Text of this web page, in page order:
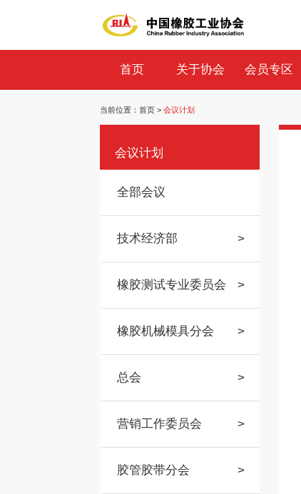
首页 关于协会 会员专区
当前位置： 首页 > 会议计划
会议计划
全部会议
技术经济部 >
橡胶测试专业委员会 >
橡胶机械模具分会 >
总会 >
营销工作委员会 >
胶管胶带分会 >